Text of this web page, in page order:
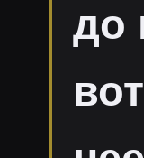
до